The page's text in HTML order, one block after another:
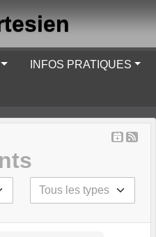
INFOS PRATIQUES